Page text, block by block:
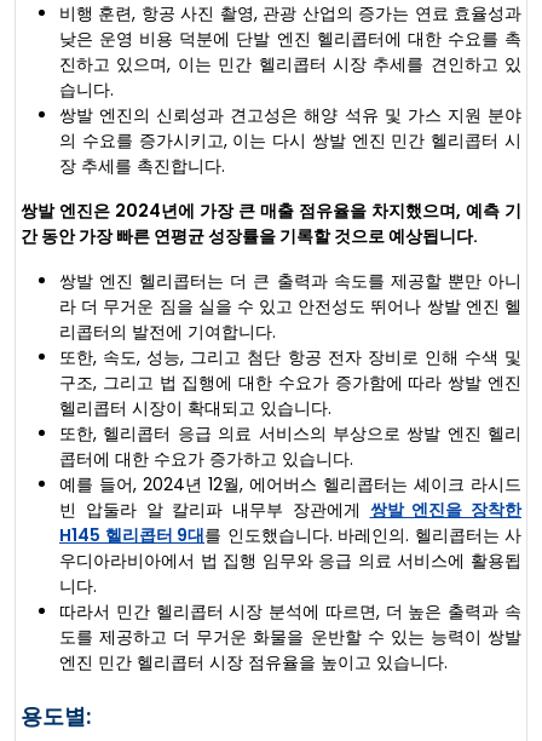
비행 훈련, 항공 사진 촬영, 관광 산업의 증가는 연료 효율성과
낮은 운영 비용 덕분에 단발 엔진 헬리콥터에 대한 수요를 촉
진하고 있으며, 이는 민간 헬리콥터 시장 추세를 견인하고 있
습니다.
쌍발 엔진의 신뢰성과 견고성은 해양 석유 및 가스 지원 분야
의 수요를 증가시키고, 이는 다시 쌍발 엔진 민간 헬리콥터 시
장 추세를 촉진합니다.
쌍발 엔진은 2024년에 가장 큰 매출 점유율을 차지했으며, 예측 기
간 동안 가장 빠른 연평균 성장률을 기록할 것으로 예상됩니다.
쌍발 엔진 헬리콥터는 더 큰 출력과 속도를 제공할 뿐만 아니
라 더 무거운 짐을 실을 수 있고 안전성도 뛰어나 쌍발 엔진 헬
리콥터의 발전에 기여합니다.
또한, 속도, 성능, 그리고 첨단 항공 전자 장비로 인해 수색 및
구조, 그리고 법 집행에 대한 수요가 증가함에 따라 쌍발 엔진
헬리콥터 시장이 확대되고 있습니다.
또한, 헬리콥터 응급 의료 서비스의 부상으로 쌍발 엔진 헬리
콥터에 대한 수요가 증가하고 있습니다.
예를 들어, 2024년 12월, 에어버스 헬리콥터는 셰이크 라시드
빈 압둘라 알 칼리파 내무부 장관에게 쌍발 엔진을 장착한
H145 헬리콥터 9대를 인도했습니다. 바레인의. 헬리콥터는 사
우디아라비아에서 법 집행 임무와 응급 의료 서비스에 활용됩
니다.
따라서 민간 헬리콥터 시장 분석에 따르면, 더 높은 출력과 속
도를 제공하고 더 무거운 화물을 운반할 수 있는 능력이 쌍발
엔진 민간 헬리콥터 시장 점유율을 높이고 있습니다.
용도별: